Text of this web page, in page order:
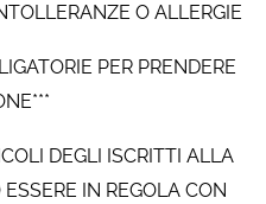
O ALLERGIE
PER PRENDERE
DEGLI ISCRITTI ALLA
IN REGOLA CON